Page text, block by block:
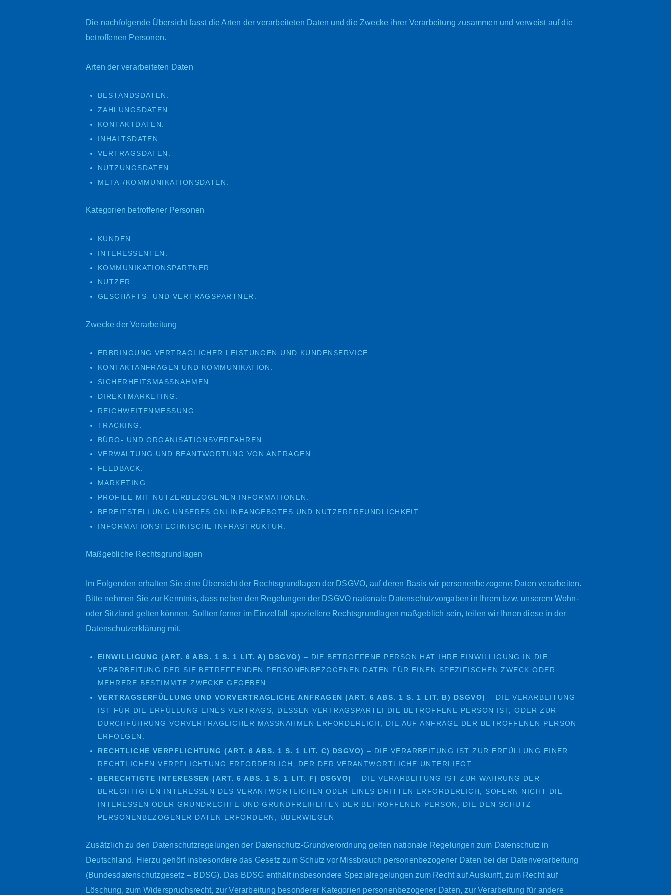
Die nachfolgende Übersicht fasst die Arten der verarbeiteten Daten und die Zwecke ihrer Verarbeitung zusammen und verweist auf die
betroffenen Personen.
Arten der verarbeiteten Daten
BESTANDSDATEN.
ZAHLUNGSDATEN.
KONTAKTDATEN.
INHALTSDATEN.
VERTRAGSDATEN.
NUTZUNGSDATEN.
META-/KOMMUNIKATIONSDATEN.
Kategorien betroffener Personen
KUNDEN.
INTERESSENTEN.
KOMMUNIKATIONSPARTNER.
NUTZER.
GESCHÄFTS- UND VERTRAGSPARTNER.
Zwecke der Verarbeitung
ERBRINGUNG VERTRAGLICHER LEISTUNGEN UND KUNDENSERVICE.
KONTAKTANFRAGEN UND KOMMUNIKATION.
SICHERHEITSMASSNAHMEN.
DIREKTMARKETING.
REICHWEITENMESSUNG.
TRACKING.
BÜRO- UND ORGANISATIONSVERFAHREN.
VERWALTUNG UND BEANTWORTUNG VON ANFRAGEN.
FEEDBACK.
MARKETING.
PROFILE MIT NUTZERBEZOGENEN INFORMATIONEN.
BEREITSTELLUNG UNSERES ONLINEANGEBOTES UND NUTZERFREUNDLICHKEIT.
INFORMATIONSTECHNISCHE INFRASTRUKTUR.
Maßgebliche Rechtsgrundlagen
Im Folgenden erhalten Sie eine Übersicht der Rechtsgrundlagen der DSGVO, auf deren Basis wir personenbezogene Daten verarbeiten.
Bitte nehmen Sie zur Kenntnis, dass neben den Regelungen der DSGVO nationale Datenschutzvorgaben in Ihrem bzw. unserem Wohn-
oder Sitzland gelten können. Sollten ferner im Einzelfall speziellere Rechtsgrundlagen maßgeblich sein, teilen wir Ihnen diese in der
Datenschutzerklärung mit.
EINWILLIGUNG (ART. 6 ABS. 1 S. 1 LIT. A) DSGVO) – DIE BETROFFENE PERSON HAT IHRE EINWILLIGUNG IN DIE
VERARBEITUNG DER SIE BETREFFENDEN PERSONENBEZOGENEN DATEN FÜR EINEN SPEZIFISCHEN ZWECK ODER
MEHRERE BESTIMMTE ZWECKE GEGEBEN.
VERTRAGSERFÜLLUNG UND VORVERTRAGLICHE ANFRAGEN (ART. 6 ABS. 1 S. 1 LIT. B) DSGVO) – DIE VERARBEITUNG
IST FÜR DIE ERFÜLLUNG EINES VERTRAGS, DESSEN VERTRAGSPARTEI DIE BETROFFENE PERSON IST, ODER ZUR
DURCHFÜHRUNG VORVERTRAGLICHER MASSNAHMEN ERFORDERLICH, DIE AUF ANFRAGE DER BETROFFENEN PERSON E
RFOLGEN.
RECHTLICHE VERPFLICHTUNG (ART. 6 ABS. 1 S. 1 LIT. C) DSGVO) – DIE VERARBEITUNG IST ZUR ERFÜLLUNG EINER
RECHTLICHEN VERPFLICHTUNG ERFORDERLICH, DER DER VERANTWORTLICHE UNTERLIEGT.
BERECHTIGTE INTERESSEN (ART. 6 ABS. 1 S. 1 LIT. F) DSGVO) – DIE VERARBEITUNG IST ZUR WAHRUNG DER
BERECHTIGTEN INTERESSEN DES VERANTWORTLICHEN ODER EINES DRITTEN ERFORDERLICH, SOFERN NICHT DIE
INTERESSEN ODER GRUNDRECHTE UND GRUNDFREIHEITEN DER BETROFFENEN PERSON, DIE DEN SCHUTZ
PERSONENBEZOGENER DATEN ERFORDERN, ÜBERWIEGEN.
Zusätzlich zu den Datenschutzregelungen der Datenschutz-Grundverordnung gelten nationale Regelungen zum Datenschutz in
Deutschland. Hierzu gehört insbesondere das Gesetz zum Schutz vor Missbrauch personenbezogener Daten bei der Datenverarbeitung
(Bundesdatenschutzgesetz – BDSG). Das BDSG enthält insbesondere Spezialregelungen zum Recht auf Auskunft, zum Recht auf
Löschung, zum Widerspruchsrecht, zur Verarbeitung besonderer Kategorien personenbezogener Daten, zur Verarbeitung für andere